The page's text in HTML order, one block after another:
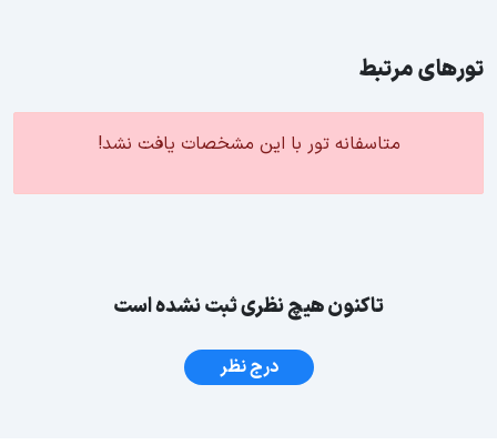
تورهای مرتبط
متاسفانه تور با این مشخصات یافت نشد!
تاکنون هیچ نظری ثبت نشده است
درج نظر